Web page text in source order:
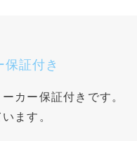
証付き
カー保証付きです。
ます。